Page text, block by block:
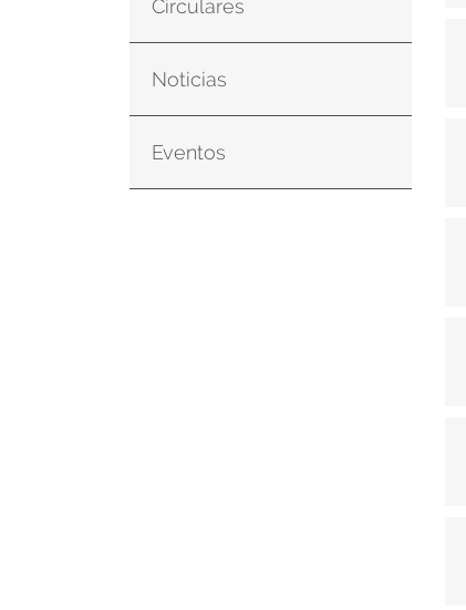
Circulares
Noticias
Eventos